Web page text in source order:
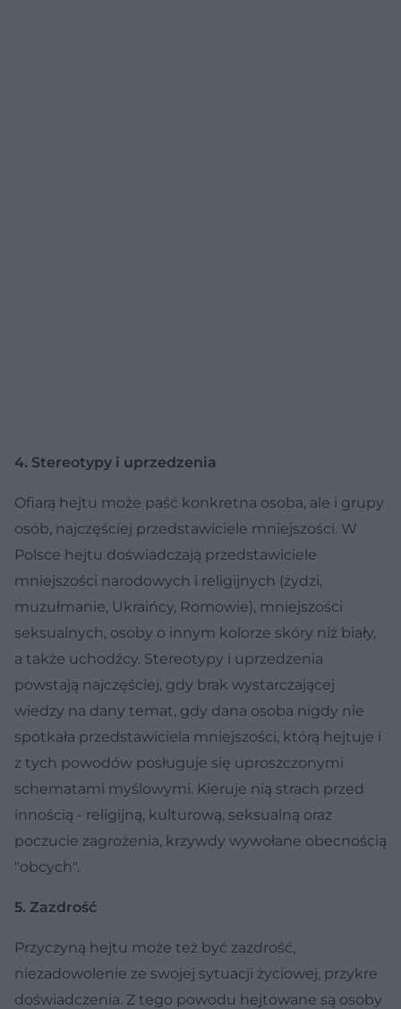
4. Stereotypy i uprzedzenia
Ofiarą hejtu może paść konkretna osoba, ale i grupy
osób, najczęściej przedstawiciele mniejszości. W
Polsce hejtu doświadczają przedstawiciele
mniejszości narodowych i religijnych (żydzi,
muzułmanie, Ukraińcy, Romowie), mniejszości
seksualnych, osoby o innym kolorze skóry niż biały,
a także uchodźcy. Stereotypy i uprzedzenia
powstają najczęściej, gdy brak wystarczającej
wiedzy na dany temat, gdy dana osoba nigdy nie
spotkała przedstawiciela mniejszości, którą hejtuje i
z tych powodów posługuje się uproszczonymi
schematami myślowymi. Kieruje nią strach przed
innością - religijną, kulturową, seksualną oraz
poczucie zagrożenia, krzywdy wywołane obecnością
"obcych".
5. Zazdrość
Przyczyną hejtu może też być zazdrość,
niezadowolenie ze swojej sytuacji życiowej, przykre
doświadczenia. Z tego powodu hejtowane są osoby